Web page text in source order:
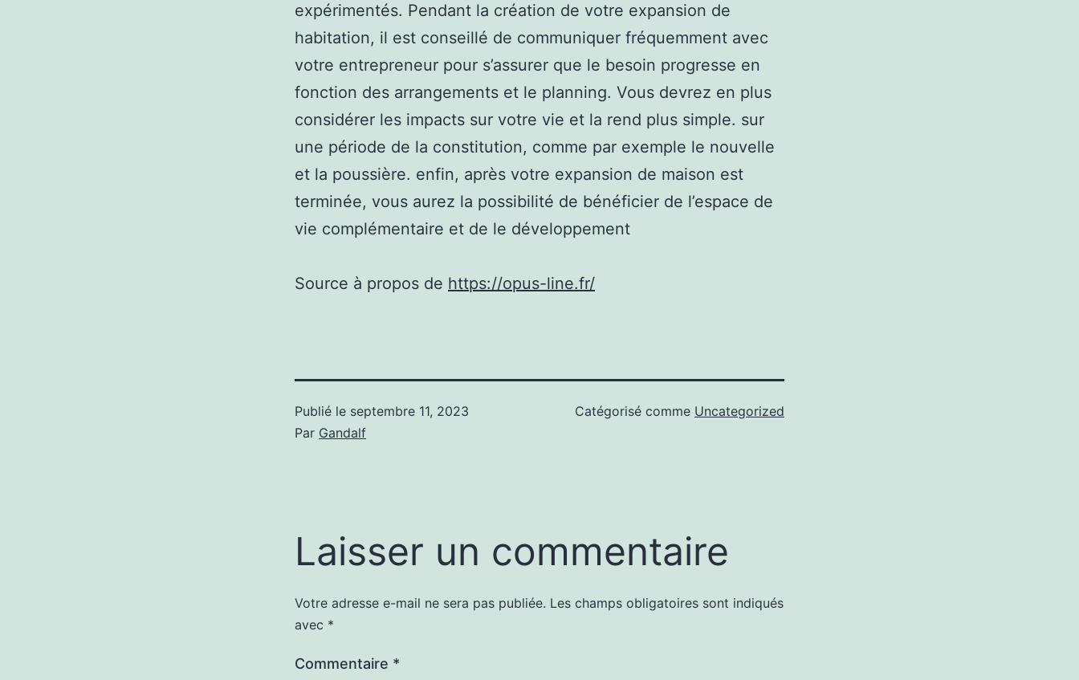
expérimentés. Pendant la création de votre expansion de
habitation, il est conseillé de communiquer fréquemment avec
votre entrepreneur pour s’assurer que le besoin progresse en
fonction des arrangements et le planning. Vous devrez en plus
considérer les impacts sur votre vie et la rend plus simple. sur
une période de la constitution, comme par exemple le nouvelle
et la poussière. enfin, après votre expansion de maison est
terminée, vous aurez la possibilité de bénéficier de l’espace de
vie complémentaire et de le développement
Source à propos de https://opus-line.fr/
Publié le septembre 11, 2023
Par Gandalf
Catégorisé comme Uncategorized
Laisser un commentaire
Votre adresse e-mail ne sera pas publiée. Les champs obligatoires sont indiqués
avec *
Commentaire *